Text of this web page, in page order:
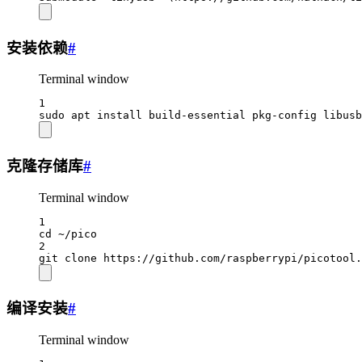
安装依赖#
Terminal window
1
sudo
apt install build-essential pkg-config
克隆存储库#
Terminal window
1
cd
~/pico
2
git
clone https://github.com/raspberrypi/
编译安装#
Terminal window